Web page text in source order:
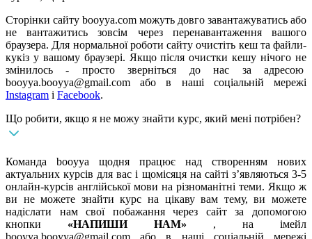
Сторінки сайту booyya.com можуть довго завантажуватись або
не вантажитись зовсім через перенавантаження вашого
браузера. Для нормальної роботи сайту очистіть кеш та файли-
кукіз у вашому браузері. Якщо після очистки кешу нічого не
змінилось - просто зверніться до нас за адресою
booyya.booyya@gmail.com або в наші соціальній мережі
Instagram і Facebook.
Що робити, якщо я не можу знайти курс, який мені потрібен?
Команда booyya щодня працює над створенням нових
актуальних курсів для вас і щомісяця на сайті з’являються 3-5
онлайн-курсів англійської мови на різноманітні теми. Якщо ж
ви не можете знайти курс на цікаву вам тему, ви можете
надіслати нам свої побажання через сайт за допомогою
кнопки «НАПИШИ НАМ» , на імейл
booyya.booyya@gmail.com або в наші соціальній мережі